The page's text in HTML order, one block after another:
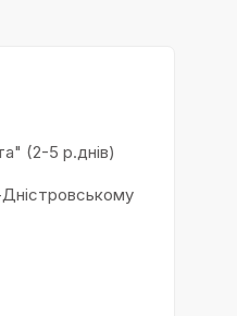
(2-5 р.днів)
Дністровському